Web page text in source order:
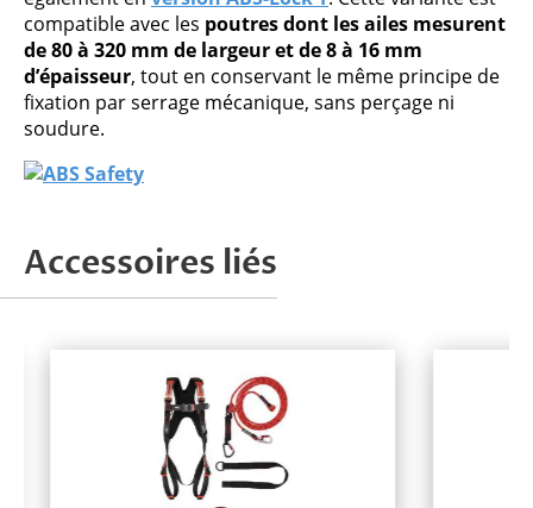
compatible avec les poutres dont les ailes mesurent
de 80 à 320 mm de largeur et de 8 à 16 mm
d’épaisseur, tout en conservant le même principe de
fixation par serrage mécanique, sans perçage ni
soudure.
Accessoires liés